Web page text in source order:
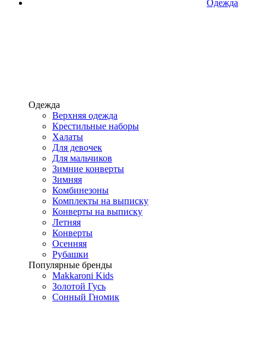
Одежда
Одежда
Верхняя одежда
Крестильные наборы
Халаты
Для девочек
Для мальчиков
Зимние конверты
Зимняя
Комбинезоны
Комплекты на выписку
Конверты на выписку
Летняя
Конверты
Осенняя
Рубашки
Популярные бренды
Makkaroni Kids
Золотой Гусь
Сонный Гномик